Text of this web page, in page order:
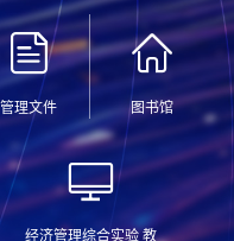
管理文件 图书馆
经济管理综合实验 教